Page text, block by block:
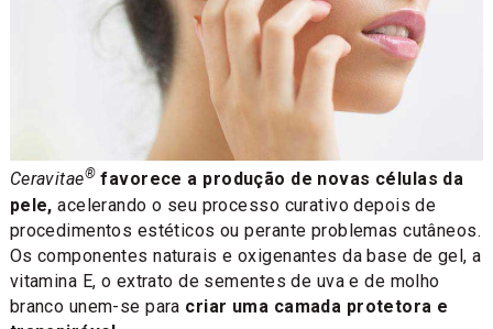
Ceravitae® favorece a produção de novas células da
pele, acelerando o seu processo curativo depois de
procedimentos estéticos ou perante problemas cutâneos.
Os componentes naturais e oxigenantes da base de gel, a
vitamina E, o extrato de sementes de uva e de molho
branco unem-se para criar uma camada protetora e